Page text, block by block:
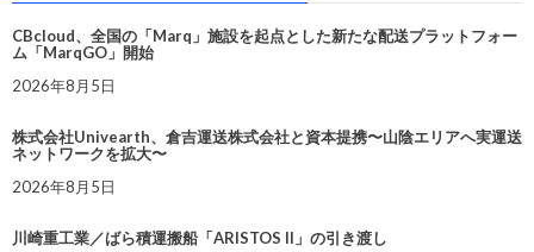
CBcloud、全国の「Marq」施設を起点とした新たな配送プラットフォー
ム「MarqGO」開始
2026年8月5日
株式会社Univearth、倉吉運送株式会社と資本提携〜山陰エリアへ実運送
ネットワークを拡大〜
2026年8月5日
川崎重工業／ばら積運搬船「ARISTOS II」の引き渡し